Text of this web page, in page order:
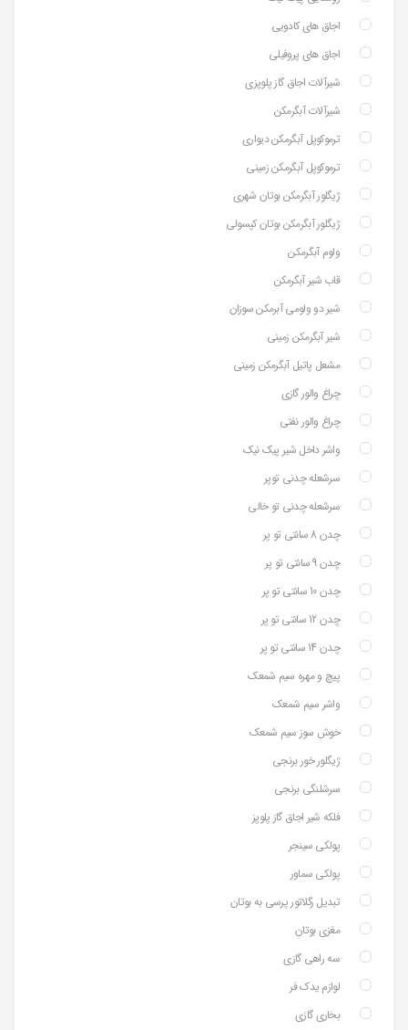
اجاق های کادویی
اجاق های پروفیلی
شیرآلات اجاق گاز پلوپزی
شیرآلات آبگرمکن
ترموکوپل آبگرمکن دیواری
ترموکوپل آبگرمکن زمینی
ژیگلور آبگرمکن بوتان شهری
ژیگلور آبگرمکن بوتان کپسولی
ولوم آبگرمکن
قاب شیر آبگرمکن
شیر دو ولومی آبرمکن سوزان
شیر آبگرمکن زمینی
مشعل پاتیل آبگرمکن زمینی
چراغ والور گازی
چراغ والور نفتی
واشر داخل شیر پیک نیک
سرشعله چدنی توپر
سرشعله چدنی تو خالی
چدن 8 سانتی تو پر
چدن 9 سانتی تو پر
چدن 10 سانتی تو پر
چدن 12 سانتی تو پر
چدن 14 سانتی تو پر
پیچ و مهره سیم شمعک
واشر سیم شمعک
خوش سوز سیم شمعک
ژیگلور خور برنجی
سرشلنگی برنجی
فلکه شیر اجاق گاز پلوپز
پولکی سینجر
پولکی سماور
تبدیل رگلاتور پرسی به بوتان
مغزی بوتان
سه راهی گازی
لوازم یدک فر
بخاری گازی